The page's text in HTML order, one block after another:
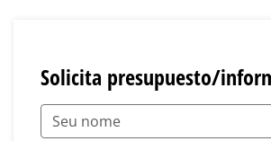
Solicita presupuesto/